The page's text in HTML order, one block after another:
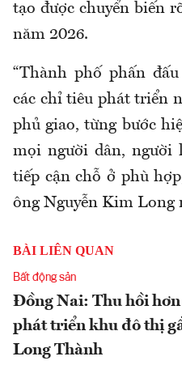
tạo được chuyển biến
năm 2026.
“Thành phố phấn
các chỉ tiêu phát triển
phủ giao, từng bước
mọi người dân, người
tiếp cận chỗ ở phù
ông Nguyễn Kim Long
BÀI LIÊN QUAN
Bất động sản
Đồng Nai: Thu hồi hơn
phát triển khu đô thị
Long Thành